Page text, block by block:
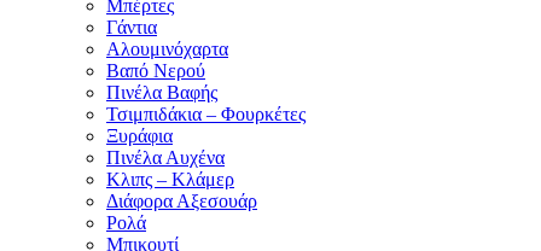
Μπέρτες
Γάντια
Αλουμινόχαρτα
Βαπό Νερού
Πινέλα Βαφής
Τσιμπιδάκια – Φουρκέτες
Ξυράφια
Πινέλα Αυχένα
Κλιπς – Κλάμερ
Διάφορα Αξεσουάρ
Ρολά
Μπικουτί